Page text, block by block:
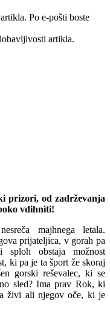
Po e-pošti boste
artikla.
prizori, od zadrževanja
vdihniti!
majhnega letala.
prijateljica, v gorah pa
sploh obstaja možnost
ki pa je ta šport že skoraj
gorski reševalec, ki se
sled? Ima prav Rok, ki
živi ali njegov oče, ki je